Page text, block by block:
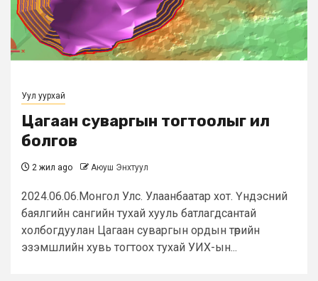
Уул уурхай
Цагаан суваргын тогтоолыг ил
болгов
2 жил ago Аюуш Энхтуул
2024.06.06.Монгол Улс. Улаанбаатар хот. Үндэсний
баялгийн сангийн тухай хууль батлагдсантай
холбогдуулан Цагаан суваргын ордын төрийн
эзэмшлийн хувь тогтоох тухай УИХ-ын...